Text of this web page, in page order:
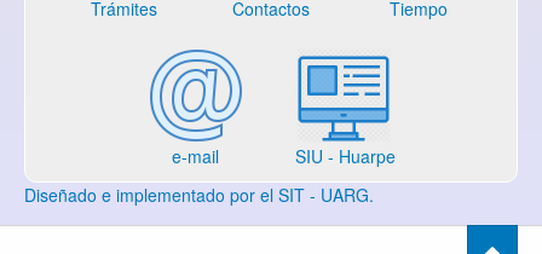
Trámites Contactos Tiempo
e-mail
SIU - Huarpe
Diseñado e implementado por el SIT - UARG.